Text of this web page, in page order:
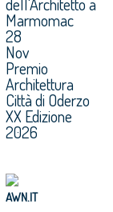
Marmomac
28
Nov
Premio
Architettura
Città di Oderzo
XX Edizione
2026
AWN.IT